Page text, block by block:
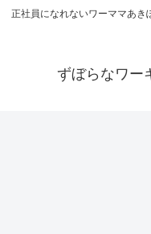
正社員になれないワーママあき
ずぼらなワー